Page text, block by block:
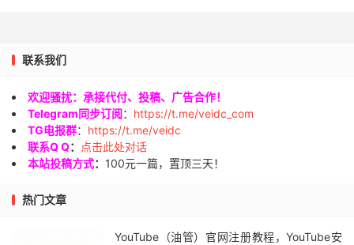
联系我们
欢迎骚扰：承接代付、投稿、广告合作！
Telegram同步订阅： https://t.me/veidc_com
TG电报群： https://t.me/veidc
联系Q Q：
点击此处对话
本站投稿方式： 100元一篇，置顶三天！
热门文章
YouTube（油管）官网注册教程，YouTube安